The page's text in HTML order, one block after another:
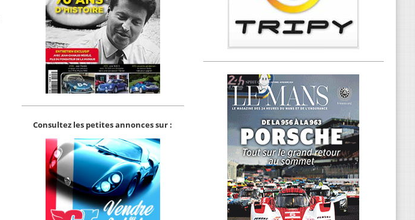
Consultez les petites annonces sur :